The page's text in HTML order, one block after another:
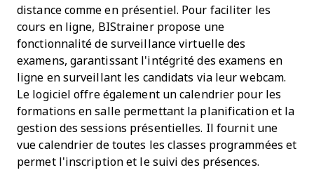
distance comme en présentiel. Pour faciliter les
cours en ligne, BIStrainer propose une
fonctionnalité de surveillance virtuelle des
examens, garantissant l'intégritédes examens en
ligne en surveillant les candidats via leur webcam.
Le logiciel offre également un calendrier pour les
formations en salle permettant la planification et la
gestion des sessions présentielles. Il fournit une
vue calendrier de toutes les classes programmées et
permet l'inscription et le suivi des présences.